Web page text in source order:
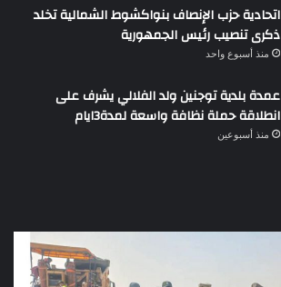
اتحادية حزب الإنصاف بنواكشوط الشمالية تخلد
ذكرى تنصيب رئيس الجمهورية
منذ أسبوع واحد
عمدة بلدية توجنين ولد الفلالي يشرف على
انطلاقة حملة نظافة واسعة لمدة3ايام
منذ أسبوعين